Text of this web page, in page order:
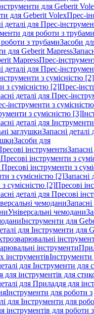
для Geberit
для Geberit VolexПрес-
деталі для Прес-
для роботи з трубами
з трубамиЗасоби
для Geberit Mapress
MapressПрес-
деталі для Прес-
з сумісністю [2]
з сумісністю [2]Прес-
деталі для Прес-
інструменти з
з сумісністю [3]
деталі для
заглушкиЗапасні деталі
Засоби для
інструменти
Пресові інструменти з
Пресові інструменти з
з сумісністю [2]Запасні
сумісністю [2]Пресові
деталі для Пресові
чемоданиЗапасні
Універсальні чемодани
Інструменти для
для Інструменти для
інструменти
інструментівІнструменти
для Інструменти для
для інструментів для
для Приладдя для
Інструменти для роботи з
для Інструменти для
інструментів для роботи